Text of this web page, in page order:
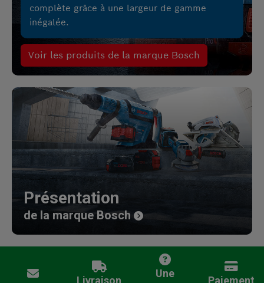
complète grâce à une largeur de gamme
inégalée.
Voir les produits de la marque Bosch
Présentation
de la marque Bosch
Livraison
Une
Paiement